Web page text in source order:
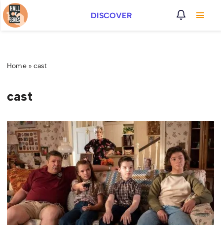
Vai
DISCOVER
Home» cast
cast